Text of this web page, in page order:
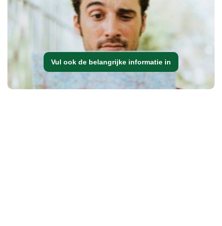
Vul ook de belangrijke informatie in